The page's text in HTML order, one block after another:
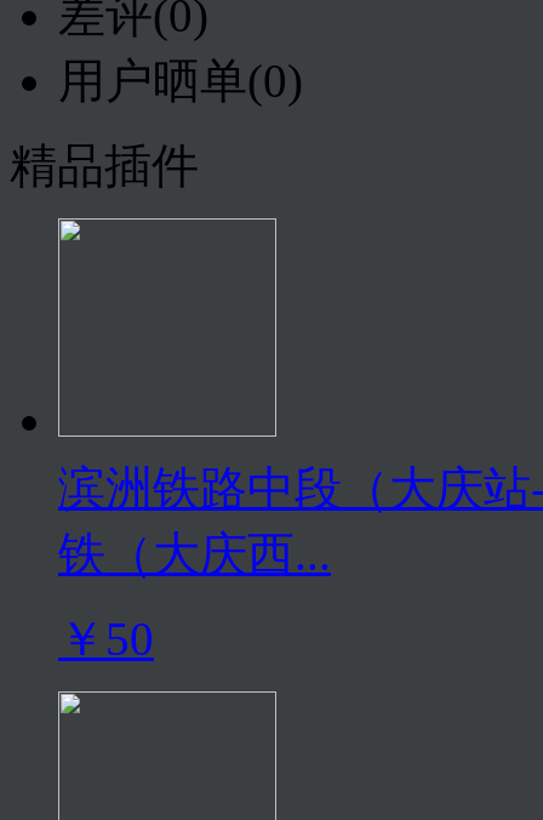
差评(0)
用户晒单(0)
精品插件
滨洲铁路中段（大庆
铁（大庆西...
￥50